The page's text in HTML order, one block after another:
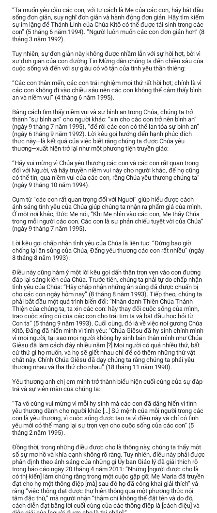
“Ta muốn yêu cầu các con, với tư cách là Mẹ của các con, hãy bắt đầu
sống đơn giản, suy nghĩ đơn giản và hành động đơn giản. Hãy tìm kiếm
sự im lặng để Thánh Linh của Chúa Kitô có thể được tái sinh trong các
con” (5 tháng 6 năm 1994). “Người luôn muốn các con đơn giản hơn” (8
tháng 3 năm 1992).
Tuy nhiên, sự đơn giản này không được nhầm lẫn với sự hời hợt, bởi vì
sự đơn giản của con đường Tin Mừng dẫn chúng ta đến chiều sâu của
cuộc sống và đến với sự giàu có vô tận của tình yêu thần thiêng:
“Các con thân mến, các con trải nghiệm mọi thứ rất hời hợt; chính là vì
các con không đi vào chiều sâu nên các con không thể cảm thấy bình
an và niềm vui” (4 tháng 6 năm 1995).
Bằng cách tìm thấy niềm vui và sự bình an trong Chúa, chúng ta trở
thành “sự bình an” cho người khác: “xin cho các con trở nên bình an”
(ngày 9 tháng 7 năm 1995), “để rồi các con có thể lan tỏa sự bình an”
(ngày 6 tháng 9 năm 1992). Lời kêu gọi hướng đến hạnh phúc đích
thực này—là kết quả của việc biết rằng chúng ta được Chúa yêu
thương—xuất hiện trở lại như một phương tiện truyền giáo:
“Hãy vui mừng vì Chúa yêu thương các con và các con rất quan trọng
đối với Người, và hãy truyền niềm vui này cho người khác, để họ cũng
có thể tin, qua niềm vui của các con, rằng Chúa yêu thương chúng ta”
(ngày 9 tháng 10 năm 1994).
Cụm từ “các con rất quan trọng đối với Người” giúp hiểu được cách
ánh sáng tình yêu của Chúa giúp chúng ta nhận ra phẩm giá của mình.
Ở một nơi khác, Đức Mẹ nói, “Khi Mẹ nhìn vào các con, Mẹ thấy Chúa
trong mỗi người các con. Các con là sự phản chiếu tuyệt vời của Chúa”
(ngày 9 tháng 7 năm 1995).
Lời kêu gọi chấp nhận tình yêu của Chúa là liên tục: “Đừng bao giờ
chống lại ân sủng của Chúa, Đấng yêu thương các con rất nhiều” (ngày
8 tháng 8 năm 1993).
Điều này cũng hàm ý một lời kêu gọi dấn thân trọn vẹn vào con đường
đáp lại sáng kiến của Chúa. Trước tiên, chúng ta phải tự do chấp nhận
tình yêu của Chúa: “Hãy chấp nhận những ân sủng đã được chuẩn bị
cho các con ngày hôm nay” (8 tháng 8 năm 1993). Tiếp theo, chúng ta
phải bắt đầu một quá trình biến đổi: “Nhân danh Thiên Chúa Thánh
Thiện của chúng ta, ta xin các con: hãy thay đổi cuộc sống của mình,
trao cuộc sống cũ của các con cho trái tim ta và bắt đầu học hỏi từ
Con ta” (5 tháng 9 năm 1993). Cuối cùng, đó là về việc noi gương Chúa
Kitô, Đấng đã hiến mình vì tình yêu: “Chúa Giêsu đã hy sinh chính mình
vì mọi người, tại sao mọi người không hy sinh bản thân mình như Chúa
Giêsu đã làm cách đây nhiều năm [?] Mọi người có quá nhiều thứ, bất
cứ thứ gì họ muốn, và họ sẽ giết nhau chỉ để có thêm những thứ vật
chất này. Chính Chúa Giêsu đã dạy chúng ta rằng chúng ta phải yêu
thương nhau và tha thứ cho nhau” (18 tháng 11 năm 1990).
Yêu thương anh chị em mình trở thành biểu hiện cuối cùng của sự đáp
trả và sự viên mãn của chúng ta:
“Ta vô cùng vui mừng vì mỗi hy sinh mà các con đã dâng hiến vì tình
yêu thương dành cho người khác [...] Sứ mệnh của mỗi người trong các
con là yêu thương, vì cuộc sống được tạo ra vì điều này và chỉ có tình
yêu mới có thể mang lại sự trọn vẹn cho cuộc sống của các con” (5
tháng 2 năm 1995).
Đồng thời, trong những điều được cho là thông này, chúng ta thấy một
số sự mơ hồ và khía cạnh không rõ ràng. Tuy nhiên, điều này phải được
phân định theo ánh sáng của những gì Ủy ban Giáo lý đã giải thích rõ
trong báo cáo ngày 20 tháng 4 năm 2011: “Những [người được cho là
có thị kiến] làm chứng rằng trong một cuộc gặp gỡ, Mẹ Maria đã truyền
đạt cho họ một thông điệp [mà] sau đó họ đã công khai giải thích” và
rằng “việc thông đạt được thự hiên thông qua một phương thức nội
tâm đặc thù,” mà người nhận “thậm chí không thể đặt tên và do đó,
cách diễn đạt bằng lời cuối cùng của các thông điệp là [cách điệu] và